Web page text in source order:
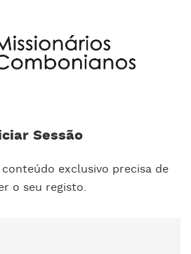
Sessão
exclusivo precisa de
o seu registo.